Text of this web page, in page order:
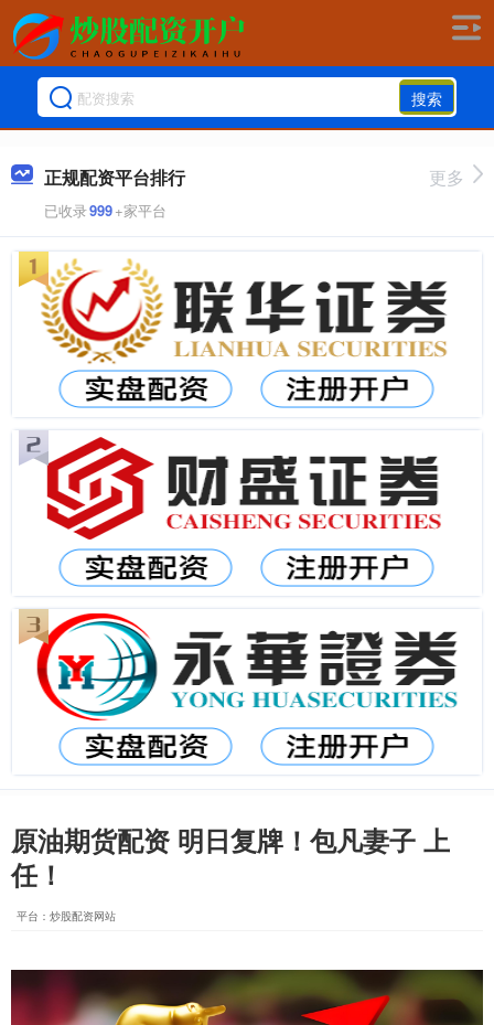
搜索
正规配资平台排行
已收录999+家平台
更多
原油期货配资 明日复牌！包凡妻子 上
任！
平台：炒股配资网站